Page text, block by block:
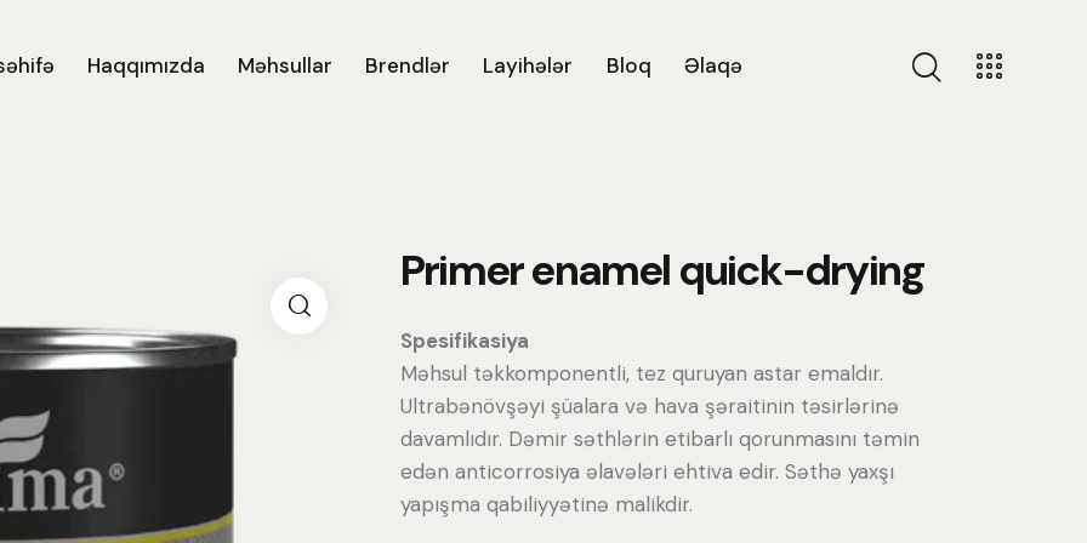
Haqqımızda Məhsullar Brendlər Layihələr Bloq Əlaqə
Primer enamel quick-drying
Spesifikasiya
Məhsul təkkomponentli, tez quruyan astar emaldır.
Ultrabənövşəyi şüalara və hava şəraitinin təsirlərinə
davamlıdır. Dəmir səthlərin etibarlı qorunmasını təmin
edən anticorrosiya əlavələri ehtiva edir. Səthə yaxşı
yapışma qabiliyyətinə malikdir.